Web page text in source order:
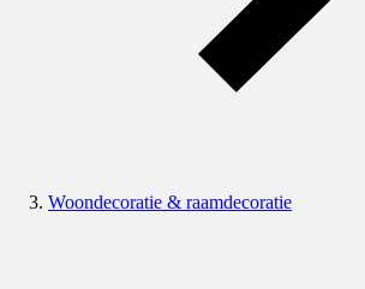
Woondecoratie & raamdecoratie